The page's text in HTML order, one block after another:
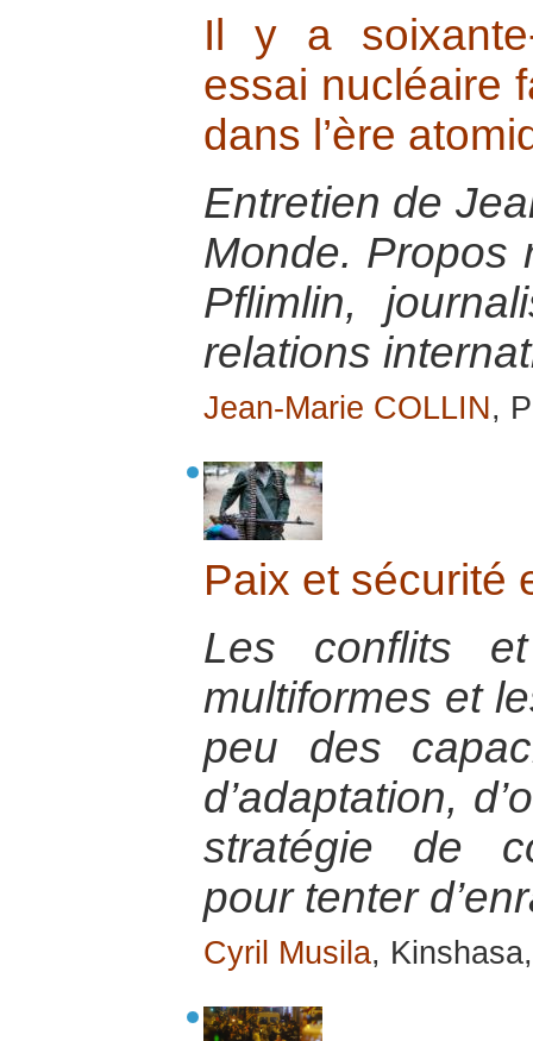
Il y a
essai nucléaire
dans l’ère
Entretien de
Monde. Propos
Pflimlin,
relations
Jean-Marie COLLIN,
Paix et sécurité
Les conflits
multiformes et
peu des
d’adaptation,
stratégie de
pour tenter
Cyril Musila,